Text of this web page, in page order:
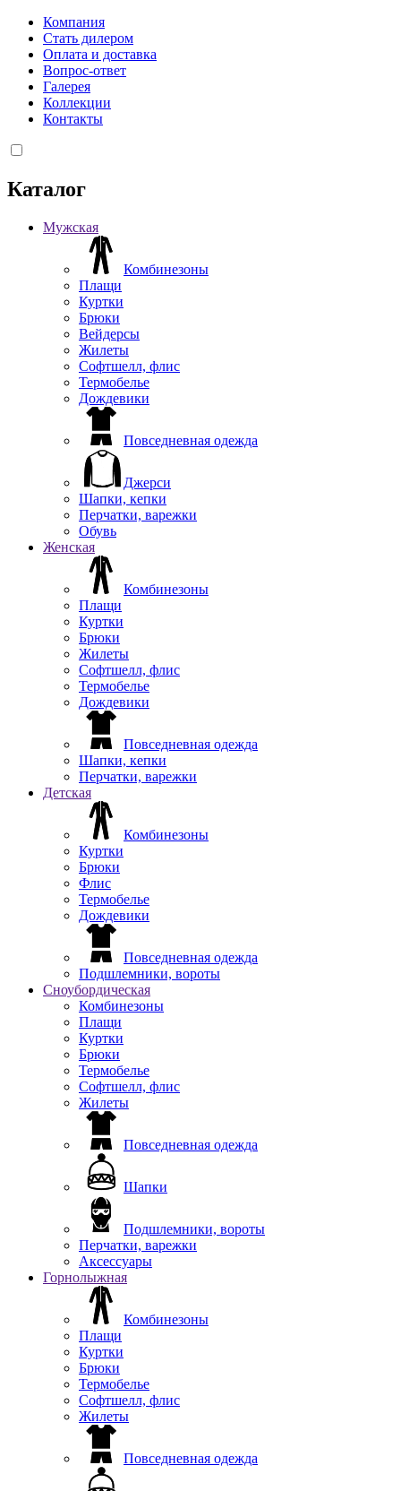
Компания
Стать дилером
Оплата и доставка
Вопрос-ответ
Галерея
Коллекции
Контакты
Каталог
Мужская
Комбинезоны
Плащи
Куртки
Брюки
Вейдерсы
Жилеты
Софтшелл, флис
Термобелье
Дождевики
Повседневная одежда
Джерси
Шапки, кепки
Перчатки, варежки
Обувь
Женская
Комбинезоны
Плащи
Куртки
Брюки
Жилеты
Софтшелл, флис
Термобелье
Дождевики
Повседневная одежда
Шапки, кепки
Перчатки, варежки
Детская
Комбинезоны
Куртки
Брюки
Флис
Термобелье
Дождевики
Повседневная одежда
Подшлемники, вороты
Сноубордическая
Комбинезоны
Плащи
Куртки
Брюки
Термобелье
Софтшелл, флис
Жилеты
Повседневная одежда
Шапки
Подшлемники, вороты
Перчатки, варежки
Аксессуары
Горнолыжная
Комбинезоны
Плащи
Куртки
Брюки
Термобелье
Софтшелл, флис
Жилеты
Повседневная одежда